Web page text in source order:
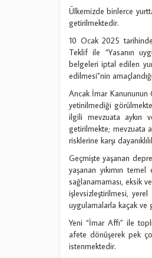
Ülkemizde binlerce
getirilmektedir.
10 Ocak 2025 tarihinde
Teklif ile “Yasanın
belgeleri iptal edilen
edilmesi”nin
Ancak İmar Kanununun
yetinilmediği
ilgili mevzuata aykırı
getirilmekte; mevzuata
risklerine karşı
Geçmişte yaşanan
yaşanan yıkımın
sağlanamaması, eksik
işlevsizleştirilmesi,
uygulamalarla kaçak ve
Yeni “İmar Affı” ile
afete dönüşerek pek
istenmektedir.